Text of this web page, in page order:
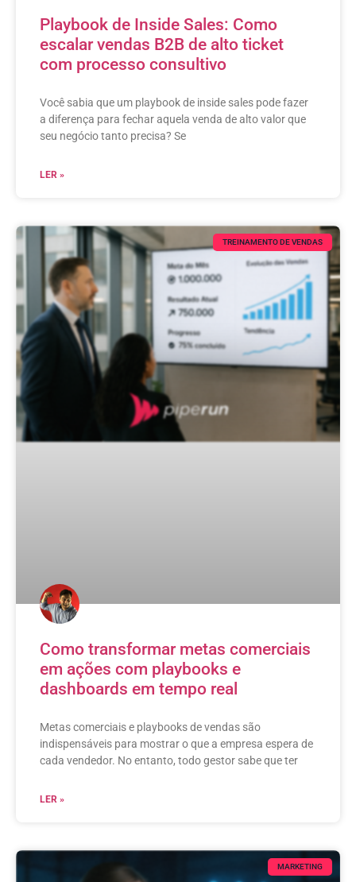
Playbook de Inside Sales: Como
escalar vendas B2B de alto ticket
com processo consultivo
Você sabia que um playbook de inside sales pode fazer
a diferença para fechar aquela venda de alto valor que
seu negócio tanto precisa? Se
LER »
TREINAMENTO DE VENDAS
Como transformar metas comerciais
em ações com playbooks e
dashboards em tempo real
Metas comerciais e playbooks de vendas são
indispensáveis para mostrar o que a empresa espera de
cada vendedor. No entanto, todo gestor sabe que ter
LER »
MARKETING